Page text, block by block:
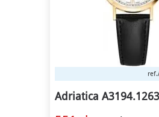
ref.
Adriatica